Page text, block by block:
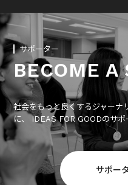
サポーター
BECOME A
社会をもっと良くするジャーナ
に、 IDEAS FOR GOODのサポ
サポー